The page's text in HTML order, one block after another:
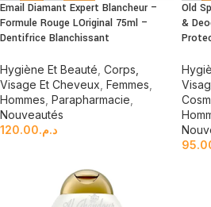
Email Diamant Expert Blancheur –
Formule Rouge LOriginal 75ml –
Dentifrice Blanchissant
Hygiène Et Beauté Corps,
Visage Et Cheveux Femmes
Hommes Parapharmacie
Nouveautés
د.م.120.00
Old
&